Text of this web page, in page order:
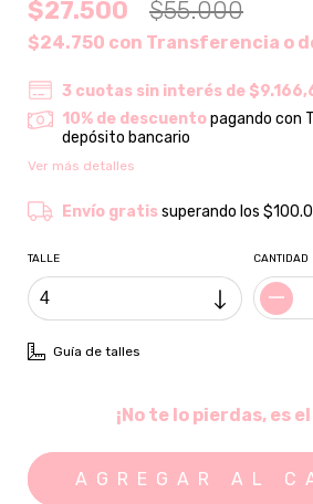
$27.500 $55.000
$24.750 con Transferencia o
3 cuotas sin interés de
10% de descuentopagando con
depósito bancario
Ver más detalles
Envío gratissuperando los
TALLE CANTIDAD
Guía de talles
¡No te lo pierdas, es